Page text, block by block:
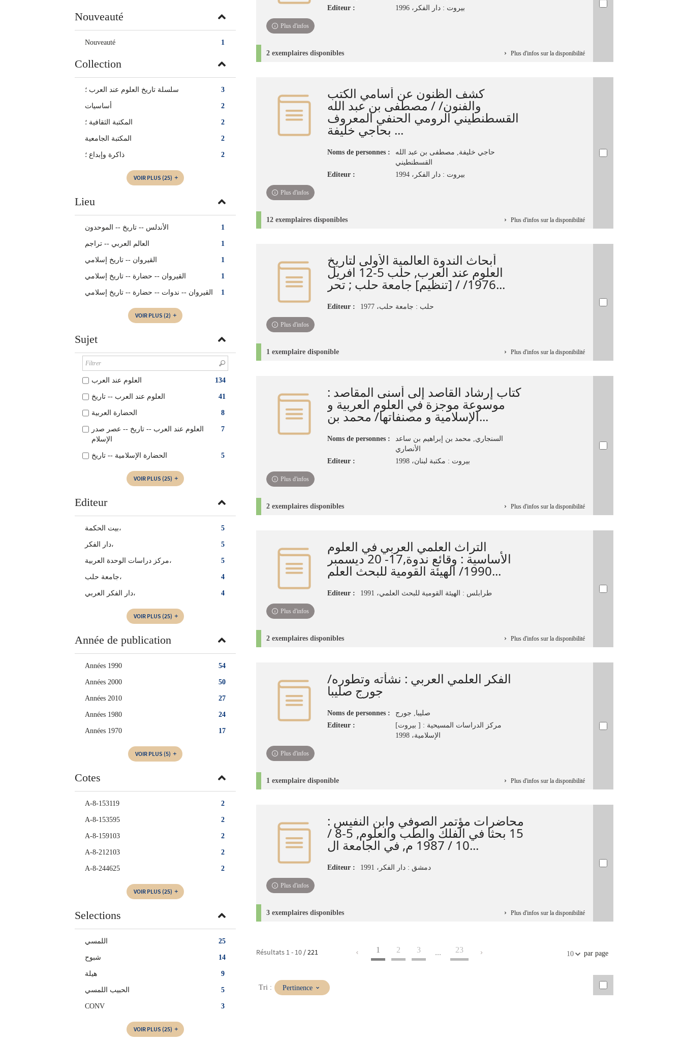
Editeur :
بيروت : دار الفكر، 1996
Plus d'infos
2 exemplaires disponibles Plus d'infos sur la disponibilité
كشف الظنون عن أسامي الكتب
والفنون/ / مصطفى بن عبد الله
القسطنطيني الرومي الحنفي المعروف
بحاجي خليفة ...
Noms de personnes :
حاجي خليفة, مصطفى بن عبد الله
القسطنطيني
Editeur :
بيروت : دار الفكر، 1994
Plus d'infos
12 exemplaires disponibles Plus d'infos sur la disponibilité
أبحاث الندوة العالمية الأولى لتاريخ
العلوم عند العرب, حلب 5-12 افريل
1976/ / [تنظيم] جامعة حلب ; تحر...
Editeur : حلب : جامعة حلب، 1977
Plus d'infos
1 exemplaire disponible Plus d'infos sur la disponibilité
كتاب إرشاد القاصد إلى أسنى المقاصد :
موسوعة موجزة في العلوم العربية و
الإسلامية و مصنفاتها/ محمد بن...
Noms de personnes :
السنجاري, محمد بن إبراهيم بن ساعد
الأنصاري
Editeur :
بيروت : مكتبة لبنان، 1998
Plus d'infos
2 exemplaires disponibles Plus d'infos sur la disponibilité
التراث العلمي العربي في العلوم
الأساسية : وقائع ندوة,17- 20 ديسمبر
1990/ الهيئة القومية للبحث العلم...
Editeur : طرابلس : الهيئة القومية للبحث العلمي، 1991
Plus d'infos
2 exemplaires disponibles Plus d'infos sur la disponibilité
الفكر العلمي العربي : نشأته وتطوره/
جورج صليبا
Noms de personnes :
صليبا, جورج
Editeur :
[بيروت ] : مركز الدراسات المسيحية
الإسلامية، 1998
Plus d'infos
1 exemplaire disponible Plus d'infos sur la disponibilité
محاضرات مؤتمر الصوفي وابن النفيس :
15 بحثا في الفلك والطب والعلوم, 5-8 /
10 / 1987 م, في الجامعة ال...
Editeur : دمشق : دار الفكر، 1991
Plus d'infos
3 exemplaires disponibles Plus d'infos sur la disponibilité
Résultats 1 - 10 / 221 1 2 3 ... 23 10 par page
Tri :(MisePertinence
Nouveauté
1
Nouveauté
Collection
3 سلسلة تاريخ العلوم عند العرب ؛
2 أساسيات
2 المكتبة الثقافية ؛
2 المكتبة الجامعية
2 ذاكرة وإبداع ؛
VOIR PLUS (25)
Lieu
1 الأندلس -- تاريخ -- الموحدون
1 العالم العربي‏ -- ‏تراجم‏
1 القيروان -- تاريخ إسلامي
1 القيروان -- حضارة -- تاريخ إسلامي
1 القيروان -- ندوات -- حضارة -- تاريخ إسلامي
VOIR PLUS (2)
Sujet
134 العلوم عند العرب
41 العلوم عند العرب -- تاريخ
8 الحضارة العربية
7
العلوم عند العرب -- تاريخ -- عصر صدر
الإسلام
5 الحضارة الإسلامية -- تاريخ
VOIR PLUS (25)
Editeur
5 بيت الحكمة،
5 دار الفكر،
5 مركز دراسات الوحدة العربية،
4 جامعة حلب،
4 دار الفكر العربي،
VOIR PLUS (25)
Année de publication
54
Années 1990
50
Années 2000
27
Années 2010
24
Années 1980
17
Années 1970
VOIR PLUS (5)
Cotes
2
A-8-153119
2
A-8-153595
2
A-8-159103
2
A-8-212103
2
A-8-244625
VOIR PLUS (25)
Selections
25 اللمسي
14 شبوح
9 هيلة
5 الحبيب اللمسي
3
CONV
VOIR PLUS (25)